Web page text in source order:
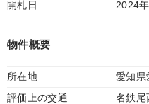
開札日
2024
物件概要
所在地 愛知県
評価上の交通
名鉄尾